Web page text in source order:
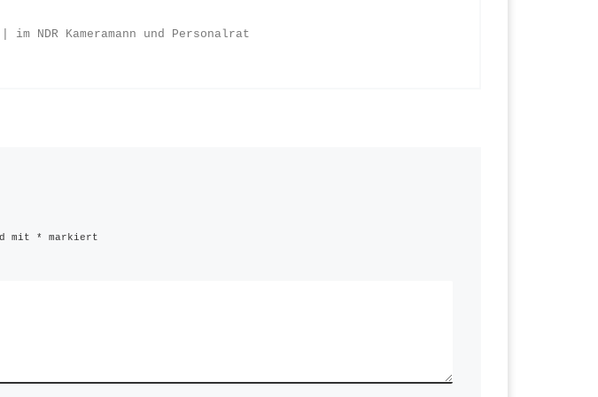
Kameramann und Personalrat
mit * markiert